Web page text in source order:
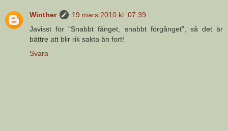
Winther
19 mars 2010 kl. 07:39
Javisst för "Snabbt fånget, snabbt förgånget", så det är
bättre att blir rik sakta än fort!
Svara